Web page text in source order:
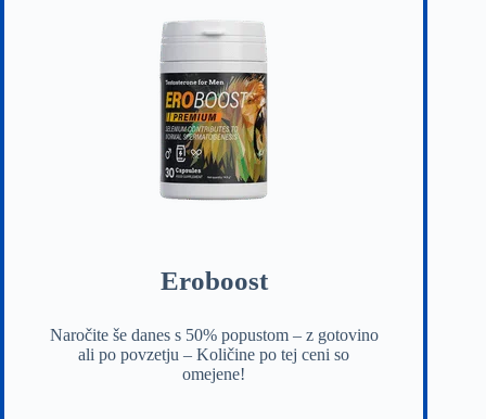
Eroboost
Naročite še danes s 50% popustom – z gotovino
ali po povzetju – Količine po tej ceni so
omejene!